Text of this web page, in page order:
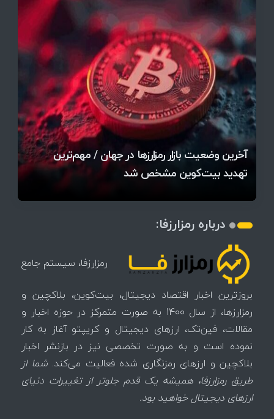
آخرین وضعیت بازار رمزارزها در جهان / مهم‌ترین
تهدید بیت‌کوین مشخص شد
اتفاق تاریخی در بازار رمزارزها / بیت‌کوین سبز شد
قیمت تتر، بیت‌کوین و اتریوم امروز دوشنبه ۵ مرداد
۱۴۰۵ | بیت‌کوین این مرز را از دست بدهد، همه‌چیز
تغییر می‌کند
رقابت پنهان دولت‌ها بر سر بیت‌کوین/ ۱۰ کشور برتر
کدامند؟
اتفاق مهم در بازار رمزارزها / بیت‌کوین وارد فاز تازه شد
تازه‌ترین رسوایی ارز دیجیتال؛ شکایت میلیاردی روی
میز / ۶۲۲ بیت‌کوین کجا رفت؟
بحران بدهی شرکت‌ها و خطر فروش اجباری میلیاردها
دلار بیت‌کوین
آیا بیت‌کوین دوباره به کانال ۴۴ هزار دلار برمی‌گردد؟
درباره رمزارزفا:
رمزارزفا، سیستم جامع
بروزترین اخبار اقتصاد دیجیتال، بیت‌کوین، بلاکچین و
رمزارزها، از سال 1400 به صورت متمرکز در حوزه اخبار و
مقالات، فین‌تک، ارزهای‌ دیجیتال و کریپتو آغاز به کار
نموده است و به صورت تخصصی نیز در بازنشر اخبار
بلاکچین و ارزهای رمزنگاری شده فعالیت می‌کند.شما از
طریق رمزارزفا، همیشه یک قدم جلوتر از تغییرات دنیای
ارزهای دیجیتال خواهید بود.